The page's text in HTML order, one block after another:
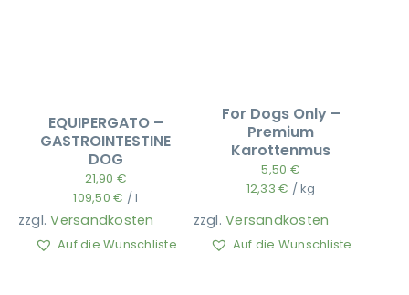
EQUIPERGATO –
GASTROINTESTINE
DOG
21,90 €
109,50€ /l
zzgl.Versandkosten
Auf die Wunschliste
For Dogs Only –
Premium
Karottenmus
5,50 €
12,33€ /kg
zzgl.Versandkosten
Auf die Wunschliste